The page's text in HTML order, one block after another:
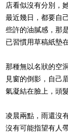
店看似沒有分別，
最近幾日，都要自
些許的油膩感，那
已習慣用草稿紙墊
那種無以名狀的空
見窗的倒影，自己
氣凝結在臉上，頭
凌晨兩點，雨還沒
沒有可能指望有人